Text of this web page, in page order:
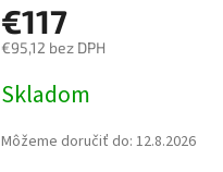
€117
€95,12 bez DPH
Skladom
Môžeme doručiť do: 12.8.2026